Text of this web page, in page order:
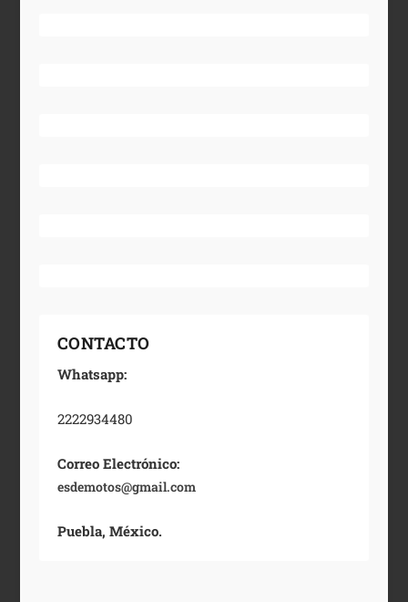
CONTACTO
Whatsapp:
2222934480
Correo Electrónico:
esdemotos@gmail.com
Puebla, México.